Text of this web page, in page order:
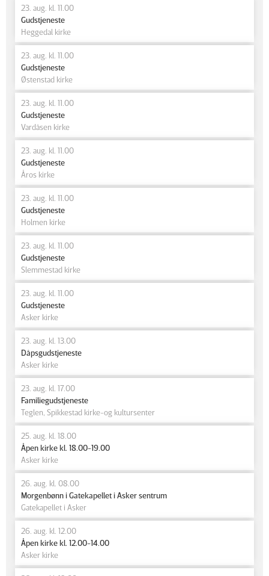
23. aug. kl. 11.00
Gudstjeneste
Heggedal kirke
23. aug. kl. 11.00
Gudstjeneste
Østenstad kirke
23. aug. kl. 11.00
Gudstjeneste
Vardåsen kirke
23. aug. kl. 11.00
Gudstjeneste
Åros kirke
23. aug. kl. 11.00
Gudstjeneste
Holmen kirke
23. aug. kl. 11.00
Gudstjeneste
Slemmestad kirke
23. aug. kl. 11.00
Gudstjeneste
Asker kirke
23. aug. kl. 13.00
Dåpsgudstjeneste
Asker kirke
23. aug. kl. 17.00
Familiegudstjeneste
Teglen, Spikkestad kirke-og kultursenter
25. aug. kl. 18.00
Åpen kirke kl. 18.00-19.00
Asker kirke
26. aug. kl. 08.00
Morgenbønn i Gatekapellet i Asker sentrum
Gatekapellet i Asker
26. aug. kl. 12.00
Åpen kirke kl. 12.00-14.00
Asker kirke